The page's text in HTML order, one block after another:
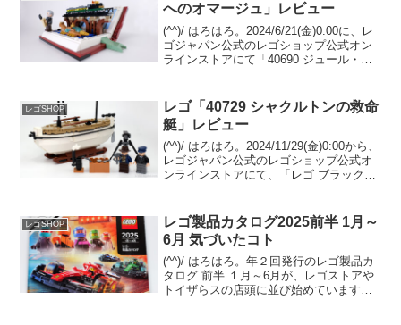
へのオマージュ」レビュー
(^^)/ はろはろ。2024/6/21(金)0:00に、レ
ゴジャパン公式のレゴショップ公式オン
ラインストアにて「40690 ジュール・ヴ
6/24(月)から在庫があ...
レゴSHOP
レゴ「40729 シャクルトンの救命
艇」レビュー
(^^)/ はろはろ。2024/11/29(金)0:00から、
レゴジャパン公式のレゴショップ公式オ
ンラインストアにて、「レゴ ブラックフ
ゼントもスタート予定。 「10...
レゴSHOP
レゴ製品カタログ2025前半 1月～
6月 気づいたコト
(^^)/ はろはろ。年２回発行のレゴ製品カ
タログ 前半 １月～6月が、レゴストアや
トイザらスの店頭に並び始めています。